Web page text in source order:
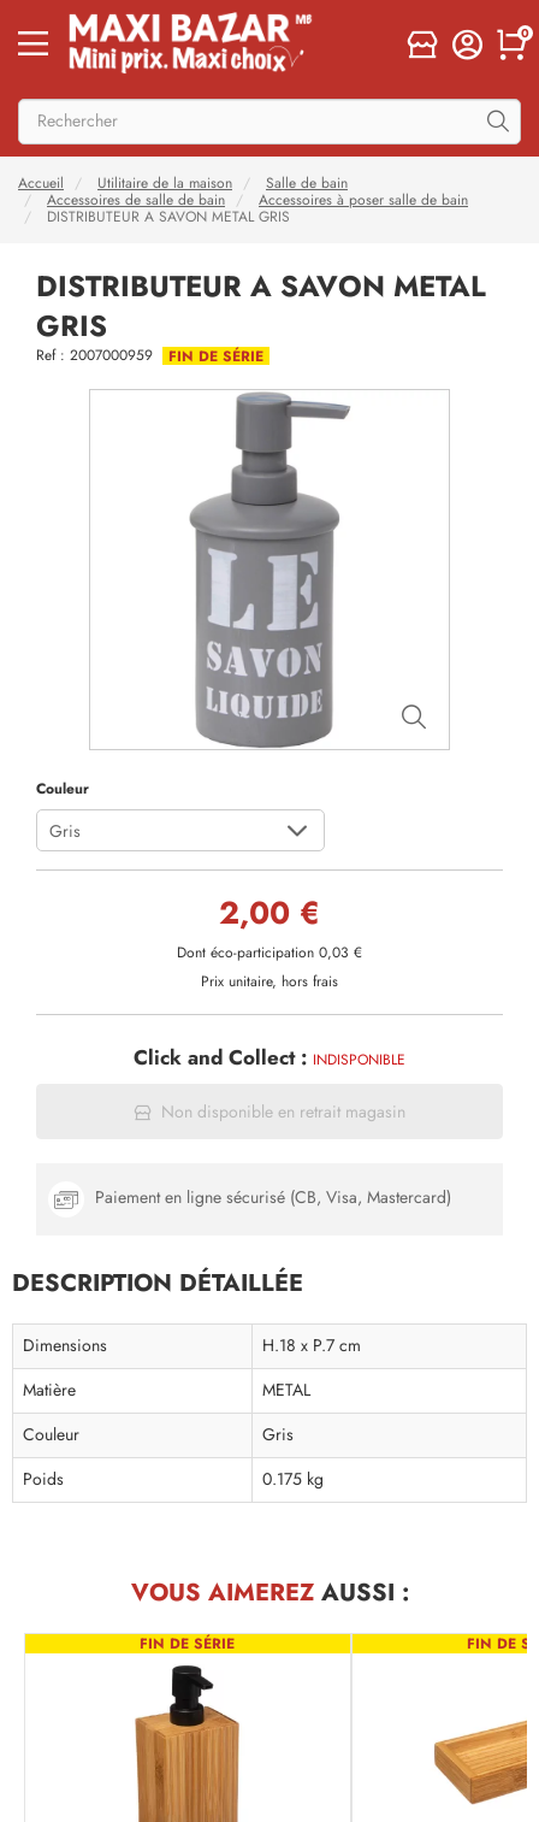
0
Accueil Utilitaire de la maison
Salle de bain
Accessoires de salle de bain
Accessoires à poser salle de bain
DISTRIBUTEUR A SAVON METAL GRIS
DISTRIBUTEUR A SAVON METAL
GRIS
Ref : 2007000959 FIN DE SÉRIE
Couleur
Gris
2,00 €
Dont éco-participation 0,03 €
Prix unitaire, hors frais
Click and Collect : INDISPONIBLE
Non disponible en retrait magasin
Paiement en ligne sécurisé (CB, Visa, Mastercard)
DESCRIPTION DÉTAILLÉE
Dimensions
H.18 x P.7 cm
Matière
METAL
Couleur
Gris
Poids
0.175 kg
VOUS AIMEREZAUSSI :
FIN DE SÉRIE FIN DE